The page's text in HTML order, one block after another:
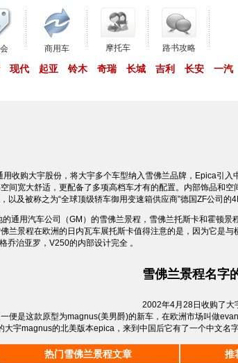
商用车 摩托车 路书攻略
现代 起亚 铃木 奇瑞 长城 吉利 长安 一汽
收购大宇股份，将大宇多个车型纳入雪佛兰品牌，Epica引入
间宽大舒适，更配备了多项高档车才有的配置。内部饰品和空
及被称之为“全球顶级轿车御用变速箱供应商”德国ZF公司的
通用汽车公司（GM）的雪佛兰景程，雪佛兰托斯卡和霍顿景
兰景程在欧洲的日内瓦车展托斯卡值得注意的是，因为它是与
治亚罗，V250的内部设计完全 。
雪佛兰景程名字
2002年4月28日收购了大
便是这款原型为magnus(美男爵)的新车，在欧洲市场叫做
大宇magnus的北美版本epica，来到中国后它有了一个中文名
热门雪佛兰景程文章 推